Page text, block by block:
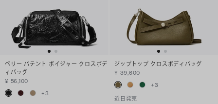
ペリー パテント ボイジャー クロスボデ
ィバッグ
¥ 56,100
+3
ジップトップ クロスボディバッグ
¥ 39,600
+3
近日発売